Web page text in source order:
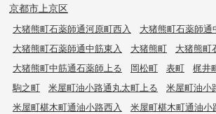
京都市上京区
大猪熊町石薬師通河原町西入
大猪熊町石薬師通
大猪熊町石薬師通中筋東入
大猪熊町
大猪熊町
大猪熊町中筋通石薬師上る
岡松町 表町 梶井
駒之町
米屋町油小路通丸太町上る
米屋町油小
米屋町椹木町通油小路西入
米屋町椹木町通油小